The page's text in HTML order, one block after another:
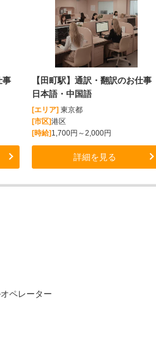
事
【田町駅】通訳・翻訳のお仕事
日本語・中国語
[エリア] 東京都
[市区]港区
[時給] 1,700円～2,000円
詳細を見る
オペレーター